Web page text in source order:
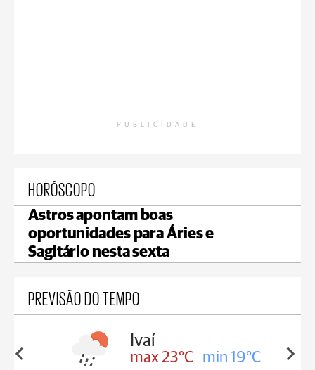
PUBLICIDADE
HORÓSCOPO
Astros apontam boas
oportunidades para Áries e
Sagitário nesta sexta
PREVISÃO DO TEMPO
17°C
Ivaí
max 23°C min 19°C